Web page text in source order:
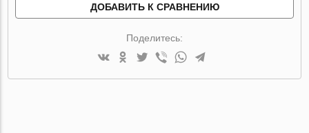
ДОБАВИТЬ К СРАВНЕНИЮ
Поделитесь: